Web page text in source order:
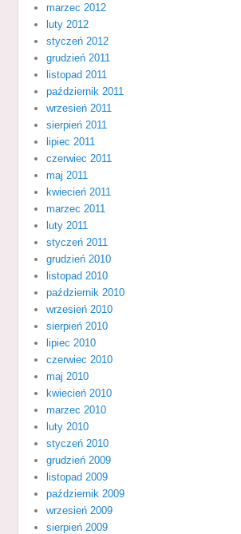
marzec 2012
luty 2012
styczeń 2012
grudzień 2011
listopad 2011
październik 2011
wrzesień 2011
sierpień 2011
lipiec 2011
czerwiec 2011
maj 2011
kwiecień 2011
marzec 2011
luty 2011
styczeń 2011
grudzień 2010
listopad 2010
październik 2010
wrzesień 2010
sierpień 2010
lipiec 2010
czerwiec 2010
maj 2010
kwiecień 2010
marzec 2010
luty 2010
styczeń 2010
grudzień 2009
listopad 2009
październik 2009
wrzesień 2009
sierpień 2009